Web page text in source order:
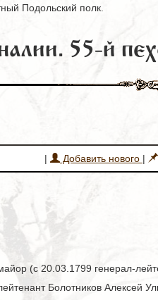
Подольский полк.
55-й
| Добавить нового |
(с 20.03.1799 генерал-
Болотников Алексей